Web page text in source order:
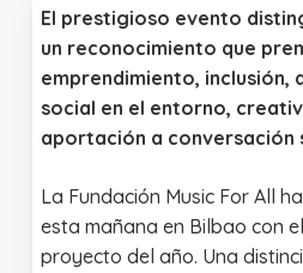
El prestigioso evento
un reconocimiento que
emprendimiento,
social en el entorno,
aportación a conversación
La Fundación Music For All
esta mañana en Bilbao con el
proyecto del año. Una